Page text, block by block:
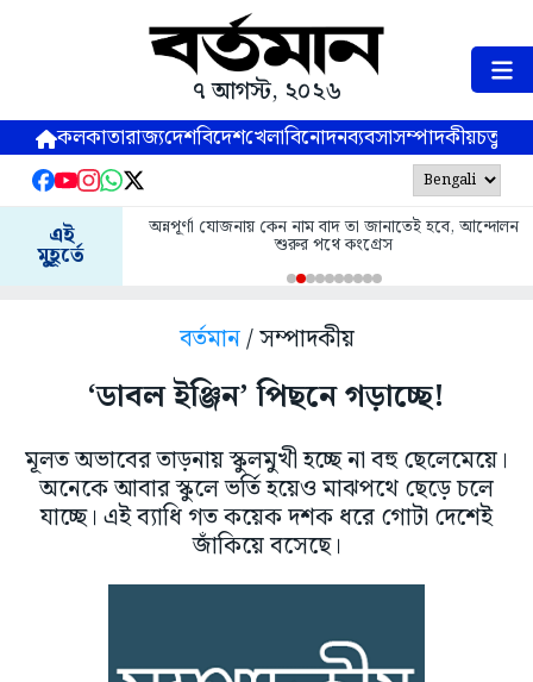
৭ আগস্ট, ২০২৬
কলকাতারাজ্যদেশবিদেশখেলাবিনোদনব্যবসাসম্পাদকীয়
এই
মুহূর্তে
অন্নপূর্ণা যোজনায় কেন নাম বাদ তা জানাতেই হবে, আন্দোলন
শুরুর পথে কংগ্রেস
বর্তমান/ সম্পাদকীয়
‘ডাবল ইঞ্জিন’ পিছনে গড়াচ্ছে!
মূলত অভাবের তাড়নায় স্কুলমুখী হচ্ছে না বহু ছেলেমেয়ে।
অনেকে আবার স্কুলে ভর্তি হয়েও মাঝপথে ছেড়ে চলে
যাচ্ছে। এই ব্যাধি গত কয়েক দশক ধরে গোটা দেশেই
জাঁকিয়ে বসেছে।